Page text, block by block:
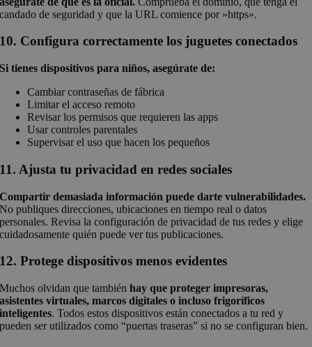
candado de seguridad y que la URL comience por »https».
10. Configura correctamente los juguetes conectados
Si tienes dispositivos para niños, asegúrate de:
Cambiar contraseñas de fábrica
Limitar el acceso remoto
Revisar los permisos que requieren las apps
Usar controles parentales
Supervisar el uso que hacen los pequeños
11. Ajusta tu privacidad en redes sociales
Compartir demasiada información puede darte vulnerabilidades.
No publiques direcciones, ubicaciones en tiempo real o datos
personales. Revisa la configuración de privacidad de tus redes y elige
cuidadosamente quién puede ver tus publicaciones.
12. Protege dispositivos menos evidentes
Muchos olvidan que tambiénhay que proteger impresoras,
asistentes virtuales, marcos digitales o incluso frigoríficos
inteligentes. Todos estos dispositivos están conectados a tu red y
pueden ser utilizados como “puertas traseras” si no se configuran bien.